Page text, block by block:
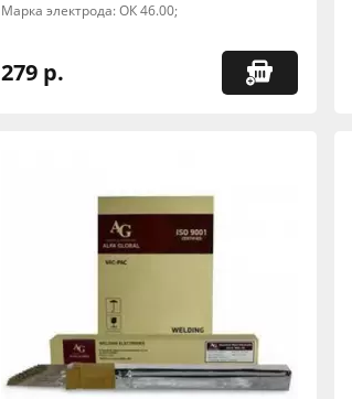
Марка электрода: ОК 46.00;
279 р.